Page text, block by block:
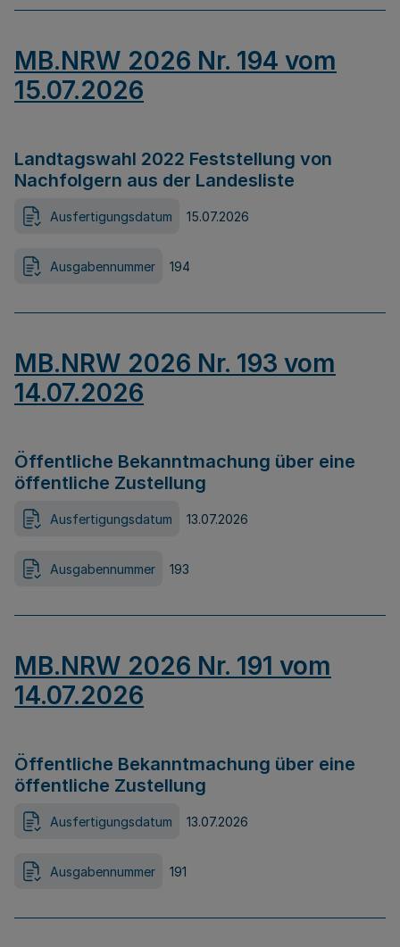
MB.NRW 2026 Nr. 194 vom
15.07.2026
Landtagswahl 2022 Feststellung von
Nachfolgern aus der Landesliste
Ausfertigungsdatum 15.07.2026
Ausgabennummer 194
MB.NRW 2026 Nr. 193 vom
14.07.2026
Öffentliche Bekanntmachung über eine
öffentliche Zustellung
Ausfertigungsdatum 13.07.2026
Ausgabennummer 193
MB.NRW 2026 Nr. 191 vom
14.07.2026
Öffentliche Bekanntmachung über eine
öffentliche Zustellung
Ausfertigungsdatum 13.07.2026
Ausgabennummer 191